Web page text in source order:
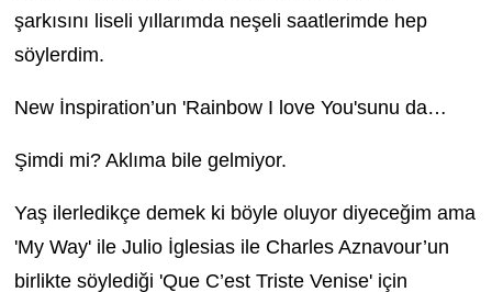
şarkısını liseli yıllarımda neşeli saatlerimde hep
söylerdim.
New İnspiration’un 'Rainbow I love You'sunu da…
Şimdi mi? Aklıma bile gelmiyor.
Yaş ilerledikçe demek ki böyle oluyor diyeceğim ama
'My Way' ile Julio İglesias ile Charles Aznavour’un
birlikte söylediği 'Que C’est Triste Venise' için